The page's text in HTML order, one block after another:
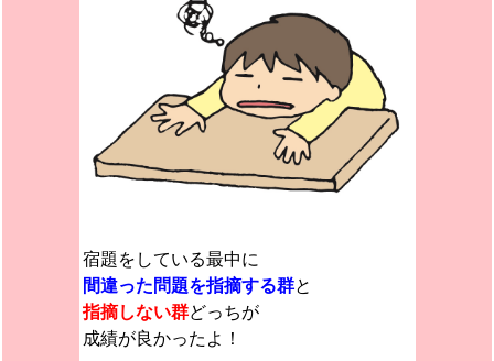
宿題をしている最中に
間違った問題を指摘する群と
指摘しない群どっちが
成績が良かったよ！